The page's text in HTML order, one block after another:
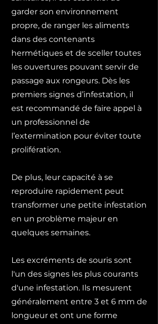
garder son environnement
propre, de ranger les aliments
dans des contenants
hermétiques et de sceller toutes
les ouvertures pouvant servir de
passage aux rongeurs. Dès les
premiers signes d’infestation, il
est recommandé de faire appel à
un professionnel de
l’extermination pour éviter toute
prolifération.
De plus, leur capacité à se
reproduire rapidement peut
transformer une petite infestation
en un problème majeur en
quelques semaines.
Les excréments de souris sont
l'un des signes les plus courants
d'une infestation. Ils mesurent
généralement entre 3 et 6 mm de
longueur et ont une forme